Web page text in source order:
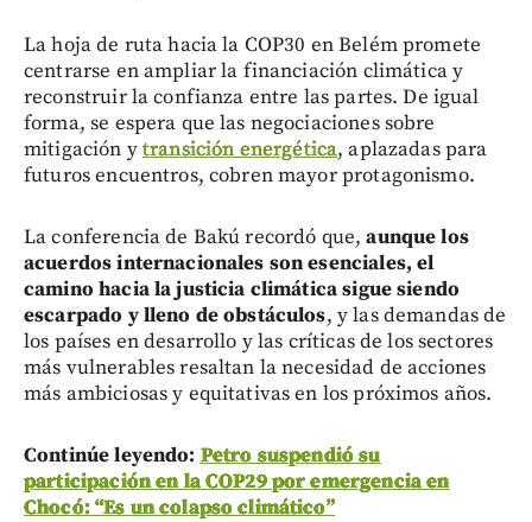
La hoja de ruta hacia la COP30 en Belém promete
centrarse en ampliar la financiación climática y
reconstruir la confianza entre las partes. De igual
forma, se espera que las negociaciones sobre
mitigación ytransición energética, aplazadas para
futuros encuentros, cobren mayor protagonismo.
La conferencia de Bakú recordó que,aunque los
acuerdos internacionales son esenciales, el
camino hacia la justicia climática sigue siendo
escarpado y lleno de obstáculos, y las demandas de
los países en desarrollo y las críticas de los sectores
más vulnerables resaltan la necesidad de acciones
más ambiciosas y equitativas en los próximos años.
Continúe leyendo: Petro suspendió su
participación en la COP29 por emergencia en
Chocó: “Es un colapso climático”